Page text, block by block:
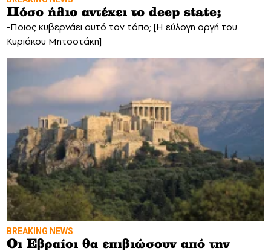
Πόσο ήλιο αντέχει το deep state;
-Ποιος κυβερνάει αυτό τον τόπο; [Η εύλογη οργή του
Κυριάκου Μητσοτάκη]
BREAKING NEWS
Οι Εβραίοι θα επιβιώσουν από την